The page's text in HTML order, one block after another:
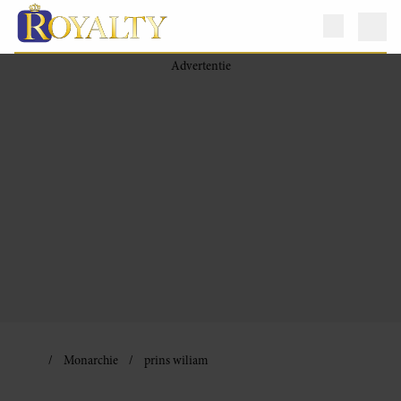
Monarchie prins wiliam